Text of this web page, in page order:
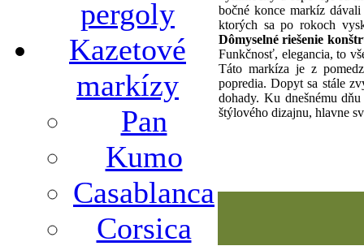
pergoly
Kazetové
markízy
Pan
Kumo
Casablanca
Corsica
bočné konce markíz
ktorých sa po rokoch
Dômyselné riešenie
Funkčnosť, elegancia, to
Táto markíza je z
popredia. Dopyt sa stále
dohady. Ku dnešnému
štýlového dizajnu, hlavne